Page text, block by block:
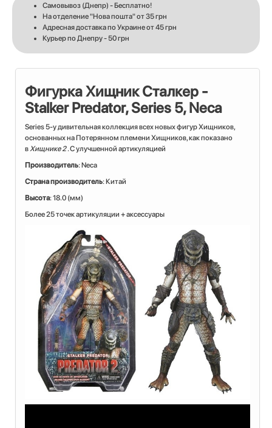
Самовывоз (Днепр) - Бесплатно!
На отделение "Нова пошта" от 35 грн
Адресная доставка по Украине от 45 грн
Курьер по Днепру - 50 грн
Фигурка Хищник Сталкер -
Stalker Predator, Series 5, Neca
Series 5-у дивительная коллекция всех новых фигур Хищников,
основанных на Потерянном племени Хищников, как показано
вХищнике 2. С улучшенной артикуляцией
Производитель: Neca
Страна производитель: Китай
Высота: 18.0 (мм)
Более 25 точек артикуляции + аксессуары